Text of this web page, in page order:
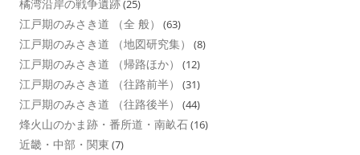
橘湾沿岸の戦争遺跡(25)
江戸期のみさき道 （全 般） (63)
江戸期のみさき道 （地図研究集） (8)
江戸期のみさき道 （帰路ほか） (12)
江戸期のみさき道 （往路前半） (31)
江戸期のみさき道 （往路後半） (44)
烽火山のかま跡・番所道・南畝石(16)
近畿・中部・関東 (7)